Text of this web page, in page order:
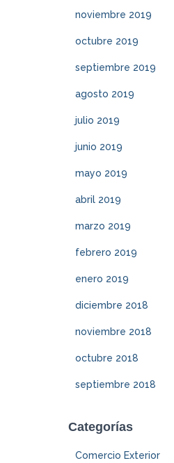
noviembre 2019
octubre 2019
septiembre 2019
agosto 2019
julio 2019
junio 2019
mayo 2019
abril 2019
marzo 2019
febrero 2019
enero 2019
diciembre 2018
noviembre 2018
octubre 2018
septiembre 2018
Categorías
Comercio Exterior